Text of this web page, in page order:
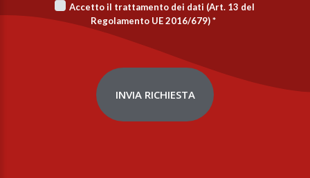
Accetto il trattamento dei dati (Art. 13 del
Regolamento UE 2016/679)*
INVIA RICHIESTA